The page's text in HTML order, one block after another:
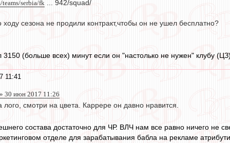
serbia/fk ... 942/squad/
сезона не продили контракт,чтобы он не ушел бесплатно?
(больше всех) минут если он "настолько не нужен" клубу
11:41
30 июн 2017 11:26
лого, смотри на цвета. Каррере он давно нравится.
состава достаточно для ЧР. ВЛЧ нам все равно ничего не
отделе для зарабатывания бабла на рекламе